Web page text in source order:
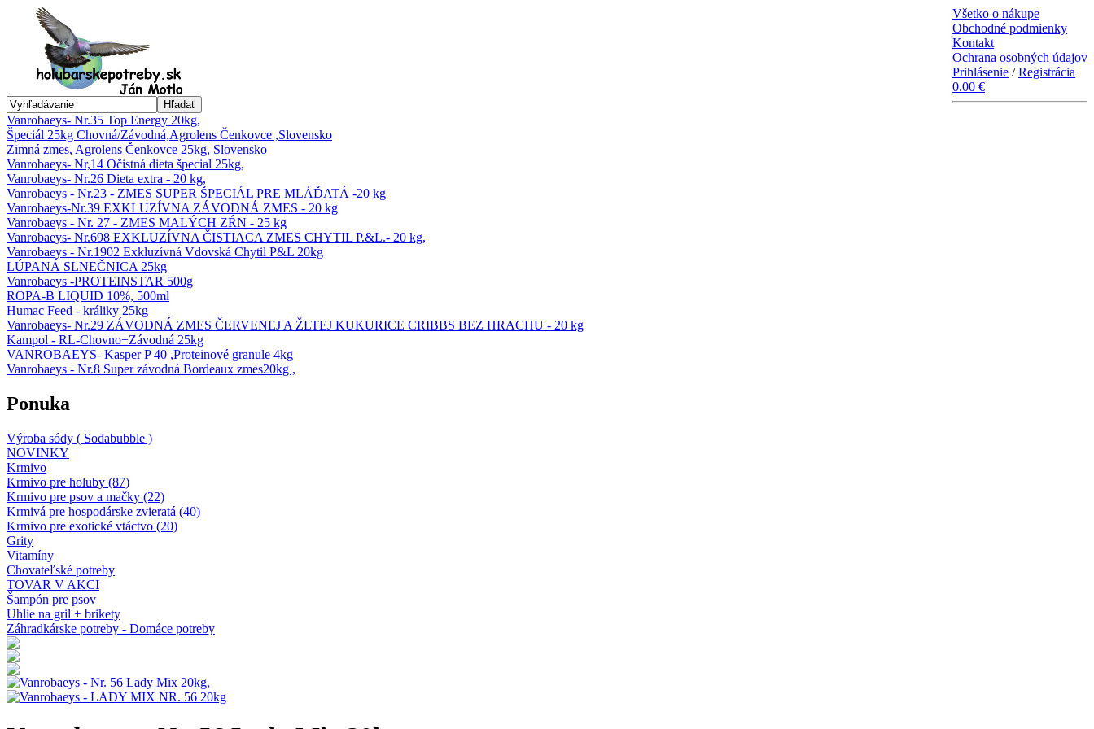
Všetko o nákupe
Obchodné podmienky
Kontakt
Ochrana osobných údajov
Prihlásenie /Registrácia
0.00 €
Hľadať
Vanrobaeys- Nr.35 Top Energy 20kg,
Špeciál 25kg Chovná/Závodná,Agrolens Čenkovce ,Slovensko
Zimná zmes, Agrolens Čenkovce 25kg, Slovensko
Vanrobaeys- Nr,14 Očistná dieta špecial 25kg,
Vanrobaeys- Nr.26 Dieta extra - 20 kg,
Vanrobaeys - Nr.23 - ZMES SUPER ŠPECIÁL PRE MLÁĎATÁ -20 kg
Vanrobaeys-Nr.39 EXKLUZÍVNA ZÁVODNÁ ZMES - 20 kg
Vanrobaeys - Nr. 27 - ZMES MALÝCH ZŔN - 25 kg
Vanrobaeys- Nr.698 EXKLUZÍVNA ČISTIACA ZMES CHYTIL P.&L.- 20 kg,
Vanrobaeys - Nr.1902 Exkluzívná Vdovská Chytil P&L 20kg
LÚPANÁ SLNEČNICA 25kg
Vanrobaeys -PROTEINSTAR 500g
ROPA-B LIQUID 10%, 500ml
Humac Feed - králiky 25kg
Vanrobaeys- Nr.29 ZÁVODNÁ ZMES ČERVENEJ A ŽLTEJ KUKURICE CRIBBS BEZ HRACHU - 20 kg
Kampol - RL-Chovno+Závodná 25kg
VANROBAEYS- Kasper P 40 ,Proteinové granule 4kg
Vanrobaeys - Nr.8 Super závodná Bordeaux zmes20kg ,
Ponuka
Výroba sódy ( Sodabubble )
NOVINKY
Krmivo
Krmivo pre holuby (87)
Krmivo pre psov a mačky (22)
Krmivá pre hospodárske zvieratá (40)
Krmivo pre exotické vtáctvo (20)
Grity
Vitamíny
Chovateľské potreby
TOVAR V AKCI
Šampón pre psov
Uhlie na gril + brikety
Záhradkárske potreby - Domáce potreby